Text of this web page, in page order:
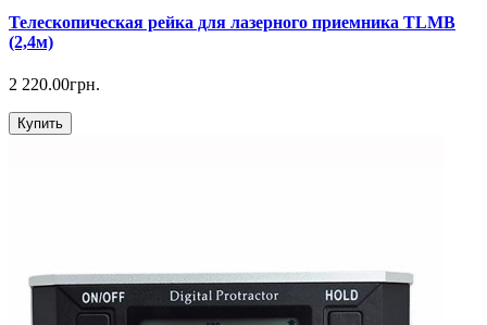
Телескопическая рейка для лазерного приемника TLMB
(2,4м)
2 220.00грн.
Купить